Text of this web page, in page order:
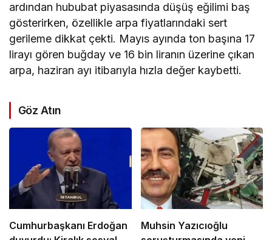
ardından hububat piyasasında düşüş eğilimi baş
gösterirken, özellikle arpa fiyatlarındaki sert
gerileme dikkat çekti. Mayıs ayında ton başına 17
lirayı gören buğday ve 16 bin liranın üzerine çıkan
arpa, haziran ayı itibarıyla hızla değer kaybetti.
Göz Atın
Cumhurbaşkanı Erdoğan
Muhsin Yazıcıoğlu